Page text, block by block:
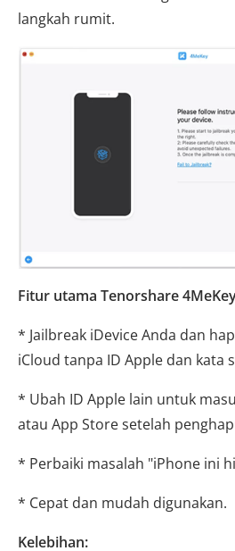
langkah rumit.
Fitur utama Tenorshare
* Jailbreak iDevice Anda dan
iCloud tanpa ID Apple dan kata
* Ubah ID Apple lain untuk
atau App Store setelah
* Perbaiki masalah "iPhone ini
* Cepat dan mudah digunakan.
Kelebihan: